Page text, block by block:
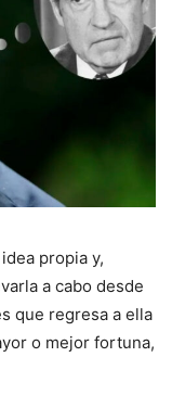
propia y,
a cabo desde
que regresa a ella
o mejor fortuna,